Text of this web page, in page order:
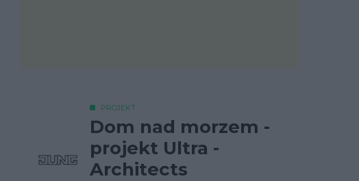
PROJEKT
Dom nad morzem -
projekt Ultra -
Architects